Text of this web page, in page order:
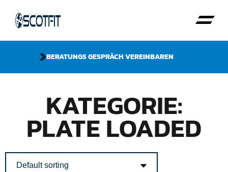
BERATUNGS GESPRÄCH VEREINBAREN
KATEGORIE:
PLATE LOADED